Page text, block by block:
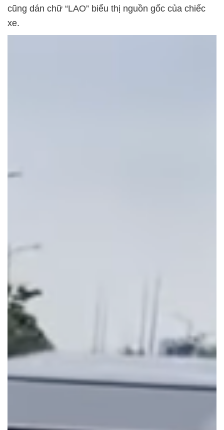
cũng dán chữ “LAO” biểu thị nguồn gốc của chiếc
xe.